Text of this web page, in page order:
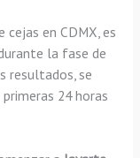
en CDMX, es
la fase de
resultados, se
24 horas